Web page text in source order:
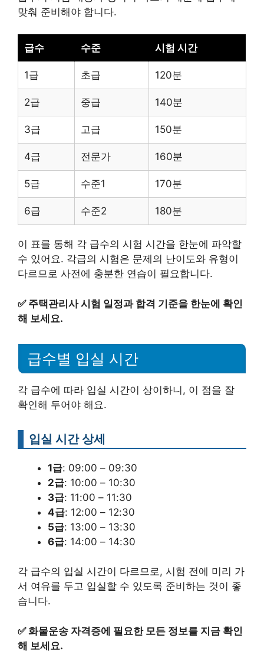
맞춰 준비해야 합니다.
급수 수준 시험 시간
1급 초급 120분
2급 중급 140분
3급 고급 150분
4급 전문가 160분
5급 수준1 170분
6급 수준2 180분
이 표를 통해 각 급수의 시험 시간을 한눈에 파악할
수 있어요. 각급의 시험은 문제의 난이도와 유형이
다르므로 사전에 충분한 연습이 필요합니다.
✅ 주택관리사 시험 일정과 합격 기준을 한눈에 확인
해 보세요.
급수별 입실 시간
각 급수에 따라 입실 시간이 상이하니, 이 점을 잘
확인해 두어야 해요.
입실 시간 상세
1급: 09:00 – 09:30
2급: 10:00 – 10:30
3급: 11:00 – 11:30
4급: 12:00 – 12:30
5급: 13:00 – 13:30
6급: 14:00 – 14:30
각 급수의 입실 시간이 다르므로, 시험 전에 미리 가
서 여유를 두고 입실할 수 있도록 준비하는 것이 좋
습니다.
✅화물운송 자격증에 필요한 모든 정보를 지금 확인
해 보세요.